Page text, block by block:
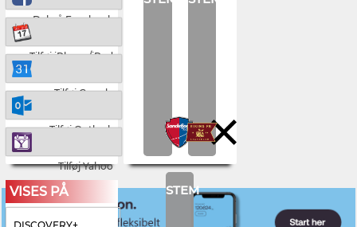
Del på Facebook
Tilføj iPhone/iPad
Tilføj Google
Tilføj Outlook
Tilføj Yahoo
STEM
VISES PÅ